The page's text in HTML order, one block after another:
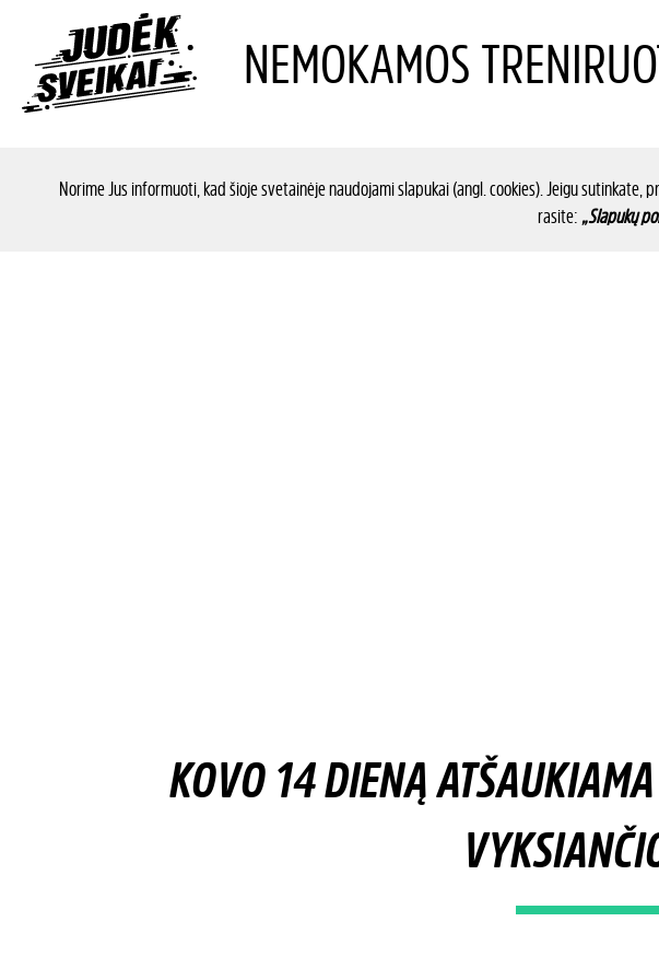
NEMOKAMOS
Norime Jus informuoti, kad šioje svetainėje naudojami slapukai (angl. cookies). Jeigu
rasite: „Slapukų
KOVO 14 DIENĄ